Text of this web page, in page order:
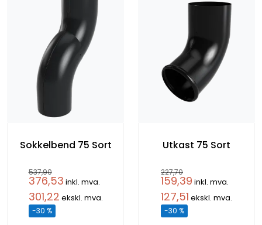
Sokkelbend 75 Sort
537,90
376,53 inkl. mva.
301,22 ekskl. mva.
-30 %
Utkast 75 Sort
227,70
159,39 inkl. mva.
127,51 ekskl. mva.
-30 %